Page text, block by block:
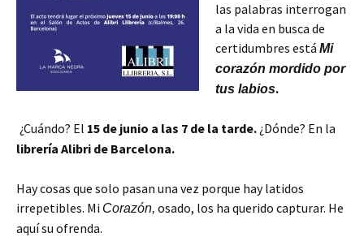
las palabras interrogan
a la vida en busca de
certidumbres está Mi
corazón mordido por
tus labios.
¿Cuándo? El 15 de junio a las 7 de la tarde. ¿Dónde? En la
librería Alibri de Barcelona.
Hay cosas que solo pasan una vez porque hay latidos
irrepetibles. Mi Corazón, osado, los ha querido capturar. He
aquí su ofrenda.